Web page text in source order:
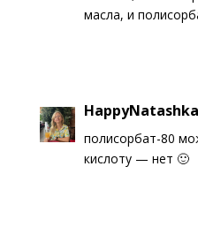
масла, и
HappyNatashka
полисорбат-80
кислоту — нет 🙂